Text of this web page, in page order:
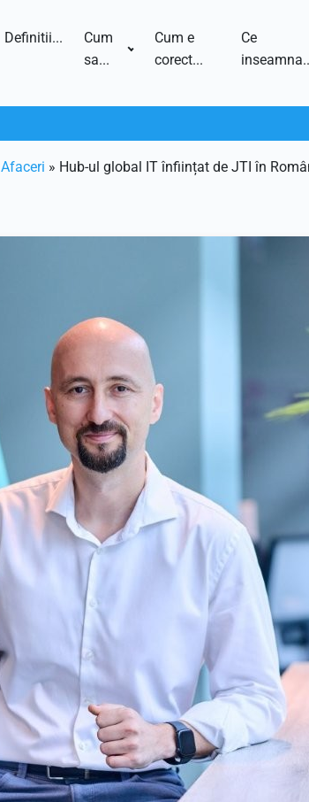
Definitii...
Cum
sa...
Cum e
corect...
Ce
Afaceri » Hub-ul global IT înființat de JTI în